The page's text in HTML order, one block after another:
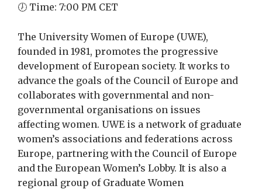
🕖 Time: 7:00 PM CET
The University Women of Europe (UWE),
founded in 1981, promotes the progressive
development of European society. It works to
advance the goals of the Council of Europe and
collaborates with governmental and non-
governmental organisations on issues
affecting women. UWE is a network of graduate
women’s associations and federations across
Europe, partnering with the Council of Europe
and the European Women’s Lobby. It is also a
regional group of Graduate Women